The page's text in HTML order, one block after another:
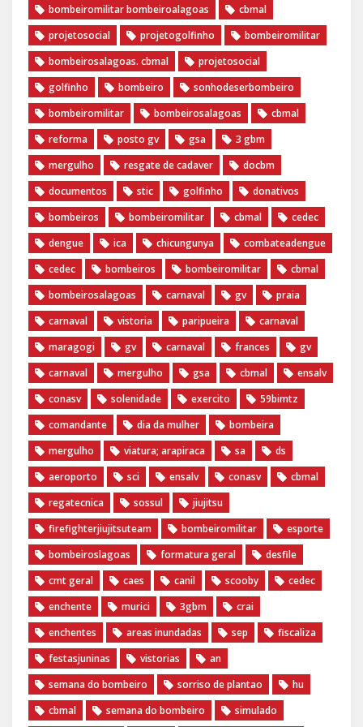
bombeiromilitar bombeiroalagoas
cbmal
projetosocial
projetogolfinho
bombeiromilitar
bombeirosalagoas. cbmal
projetosocial
golfinho
bombeiro
sonhodeserbombeiro
bombeiromilitar
bombeirosalagoas
cbmal
reforma
posto gv gsa
3 gbm
mergulho
resgate de cadaver
docbm
documentos
stic golfinho
donativos
bombeiros
bombeiromilitar cbmal
cedec
dengue
ica chicungunya
combateadengue
cedec
bombeiros bombeiromilitar
cbmal
bombeirosalagoas
carnaval gv
praia
carnaval
vistoria paripueira
carnaval
maragogi
gv carnaval frances
gv
carnaval
mergulho gsa cbmal
ensalv
conasv
solenidade exercito
59bimtz
comandante
dia da mulher
bombeira
mergulho
viatura; arapiraca sa
ds
aeroporto
sci ensalv conasv
cbmal
regatecnica
sossul
jiujitsu
firefighterjiujitsuteam
bombeiromilitar
esporte
bombeiroslagoas
formatura geral
desfile
cmt geral
caes canil scooby
cedec
enchente
murici 3gbm
crai
enchentes
areas inundadas sep
fiscaliza
festasjuninas
vistorias
an
semana do bombeiro
sorriso de plantao
hu
cbmal
semana do bombeiro simulado